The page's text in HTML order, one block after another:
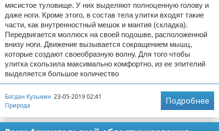
мясистое туловище. У них выделяют полноценную голову и
даже ноги. Кроме этого, в состав тела улитки входят такие
части, как внутренностный мешок и мантия (складка).
Передвигается моллюск на своей подошве, расположенной
внизу ноги. Движение вызывается сокращением мышц,
которые создают своеобразную волну. Для того чтобы
улитка скользила максимально комфортно, из ее эпителий
выделяется большое количество
Богдан Кузьмин 23-05-2019 02:41
Природа
Подробнее